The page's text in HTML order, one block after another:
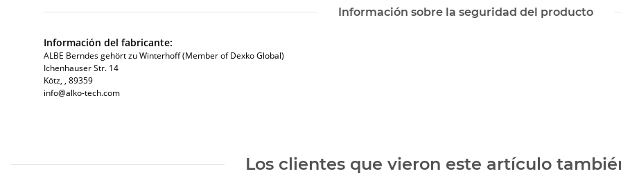
Información sobre la seguridad del producto
Información del fabricante:
ALBE Berndes gehört zu Winterhoff (Member of Dexko Global)
Ichenhauser Str. 14
Kötz​, , 89359
info@alko-tech.com
Los clientes que vieron este artículo